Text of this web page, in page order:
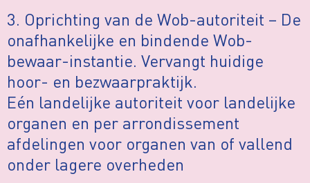
3. Oprichting van de Wob-autoriteit – De
onafhankelijke en bindende Wob-
bewaar-instantie. Vervangt huidige
hoor- en bezwaarpraktijk.
Eén landelijke autoriteit voor landelijke
organen en per arrondissement
afdelingen voor organen van of vallend
onder lagere overheden